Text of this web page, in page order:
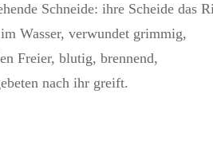
Schneide: ihre Scheide das
Wasser, verwundet grimmig,
Freier, blutig, brennend,
nach ihr greift.